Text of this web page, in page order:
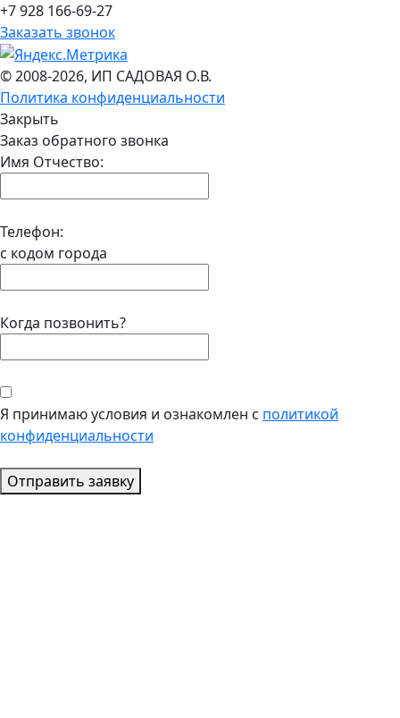
+7 928 166-69-27
Заказать звонок
© 2008-2026, ИП САДОВАЯ О.В.
Политика конфиденциальности
Закрыть
Заказ обратного звонка
Имя Отчество:
Телефон:
с кодом города
Когда позвонить?
Я принимаю условия и ознакомлен с политикой
конфиденциальности
Отправить заявку